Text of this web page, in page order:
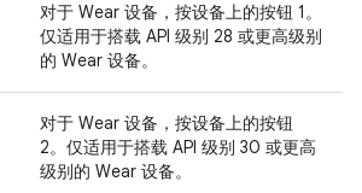
对于 Wear 设备，按设备上的按钮 1。
仅适用于搭载 API 级别 28 或更高级别
的 Wear 设备。
对于 Wear 设备，按设备上的按钮
2。仅适用于搭载 API 级别 30 或更高
级别的 Wear 设备。